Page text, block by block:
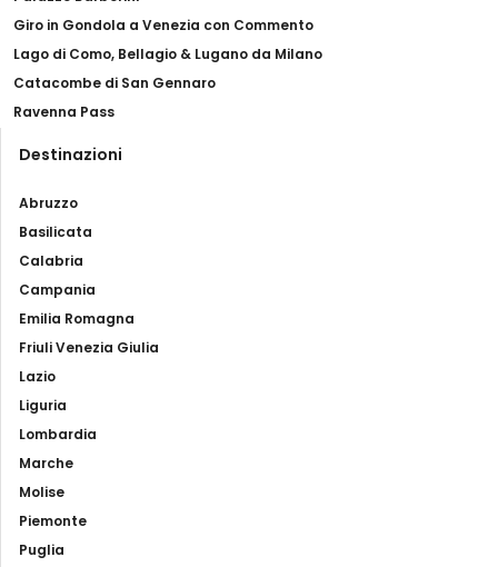
Giro in Gondola a Venezia con Commento
Lago di Como, Bellagio & Lugano da Milano
Catacombe di San Gennaro
Ravenna Pass
Destinazioni
Abruzzo
Basilicata
Calabria
Campania
Emilia Romagna
Friuli Venezia Giulia
Lazio
Liguria
Lombardia
Marche
Molise
Piemonte
Puglia